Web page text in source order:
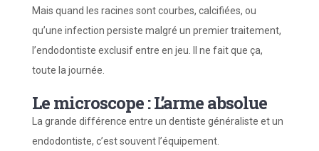
Mais quand les racines sont courbes, calcifiées, ou
qu’une infection persiste malgré un premier traitement,
l’endodontiste exclusif entre en jeu. Il ne fait que ça,
toute la journée.
Le microscope : L’arme absolue
La grande différence entre un dentiste généraliste et un
endodontiste, c’est souvent l’équipement.